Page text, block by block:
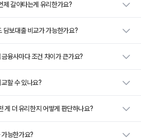
제 갈아타는게 유리한가요?
담보대출 비교가 가능한가요?
융사마다 조건 차이가 큰가요?
할 수 있나요?
게 더 유리한지 어떻게 판단하나요?
능한가요?